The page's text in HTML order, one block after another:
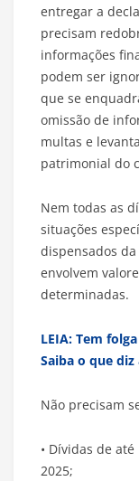
entregar a
precisam
informações
podem ser
que se
omissão de
multas e
patrimonial do
Nem todas as
situações
dispensados
envolvem
determinadas.
LEIA: Tem
Saiba o que diz
Não precisam
• Dívidas de
2025;